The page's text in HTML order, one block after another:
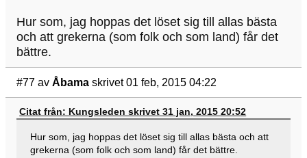
Hur som, jag hoppas det löset sig till allas bästa
och att grekerna (som folk och som land) får det
bättre.
#77 av Åbama skrivet 01 feb, 2015 04:22
Citat från: Kungsleden skrivet 31 jan, 2015 20:52
Hur som, jag hoppas det löset sig till allas bästa och att
grekerna (som folk och som land) får det bättre.